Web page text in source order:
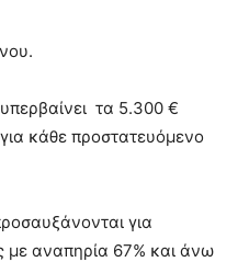
τα 5.300 €
κάθε προστατευόμενο
για
με αναπηρία 67% και άνω